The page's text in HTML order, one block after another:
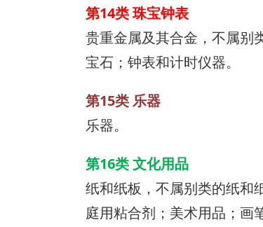
第14类 珠宝钟表
贵重金属及其合金，不属别
宝石；钟表和计时仪器。
第15类 乐器
乐器。
第16类 文化用品
纸和纸板，不属别类的纸和
庭用粘合剂；美术用品；画